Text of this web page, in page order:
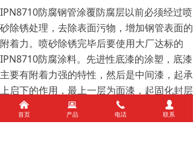
IPN8710防腐钢管涂覆防腐层以前必须经过喷
砂除锈处理，去除表面污物，增加钢管表面的
附着力。喷砂除锈完毕后要使用大厂达标的
IPN8710防腐涂料。先进性底漆的涂塑，底漆
主要有附着力强的特性，然后是中间漆，起承
上启下的作用，最上一层为面漆，起固化封层
作用。
낀
首页
뀵
产品
끅
电话
넙
联系